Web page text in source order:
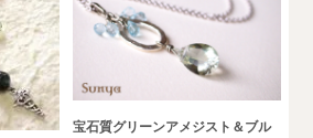
宝石質グリーンアメジスト＆ブル